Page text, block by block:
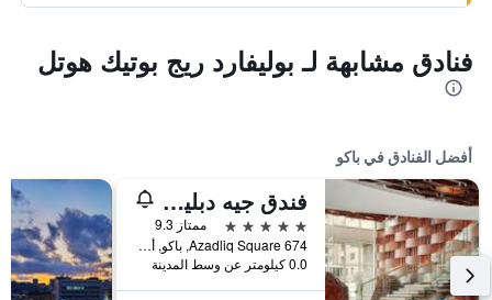
فنادق مشابهة لـ بوليفارد ريج بوتيك هوتل
أفضل الفنادق في باكو
فندق جيه دبليو ماريوت أبشيرون باكو
5 نجوم
ممتاز 9.3
674 Azadliq Square, باكو, أذربيجان
0.0 كيلومتر عن وسط المدينة